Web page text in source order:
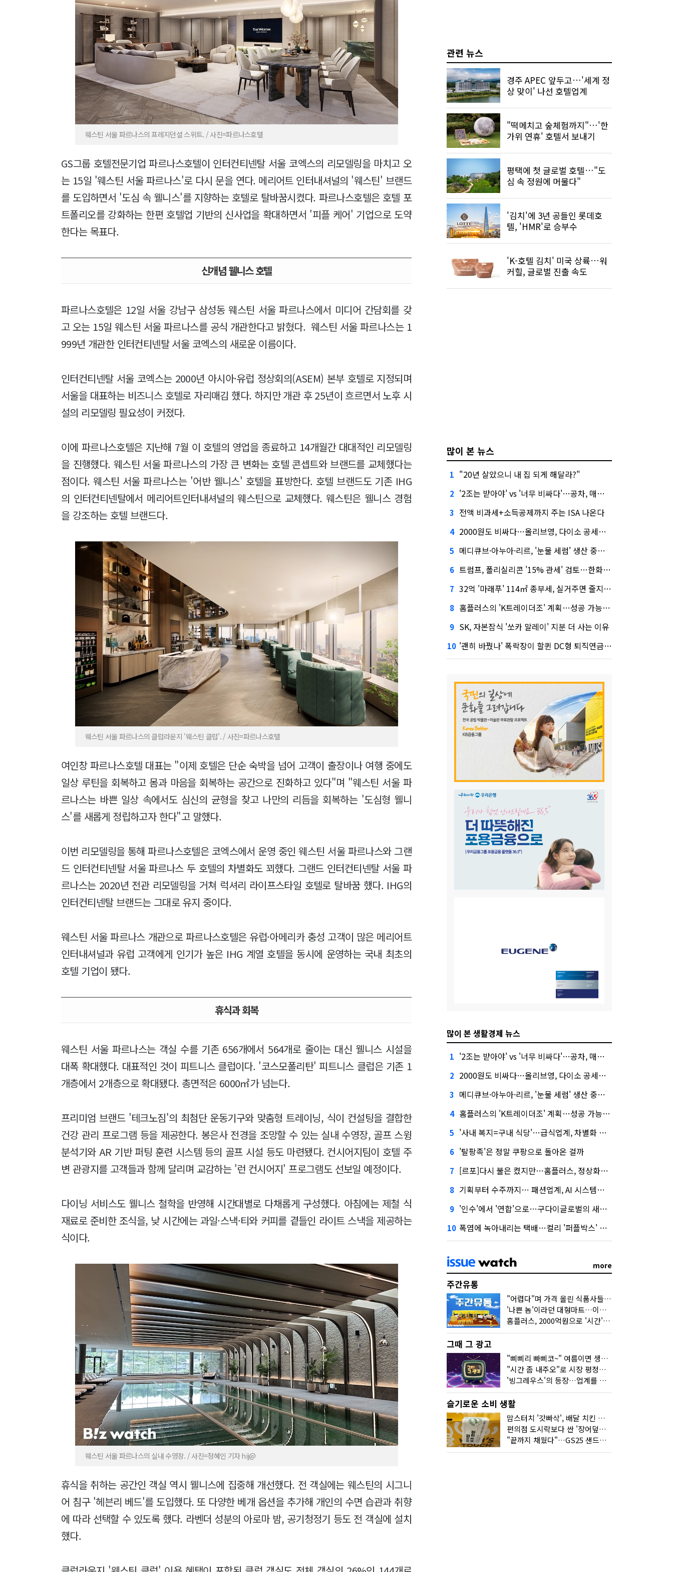
웨스틴 서울 파르나스의 프레지던셜 스위트. / 사진=파르나스호텔
GS그룹 호텔전문기업 파르나스호텔이 인터컨티넨탈 서울 코엑스의 리모델링을 마치고 오
는 15일 '웨스틴 서울 파르나스'로 다시 문을 연다. 메리어트 인터내셔널의 '웨스틴' 브랜드
를 도입하면서 '도심 속 웰니스'를 지향하는 호텔로 탈바꿈시켰다. 파르나스호텔은 호텔 포
트폴리오를 강화하는 한편 호텔업 기반의 신사업을 확대하면서 '피플 케어' 기업으로 도약
한다는 목표다.
신개념 웰니스 호텔
파르나스호텔은 12일 서울 강남구 삼성동 웨스틴 서울 파르나스에서 미디어 간담회를 갖
고 오는 15일 웨스틴 서울 파르나스를 공식 개관한다고 밝혔다. 웨스틴 서울 파르나스는 1
999년 개관한 인터컨티넨탈 서울 코엑스의 새로운 이름이다.
인터컨티넨탈 서울 코엑스는 2000년 아시아·유럽 정상회의(ASEM) 본부 호텔로 지정되며
서울을 대표하는 비즈니스 호텔로 자리매김 했다. 하지만 개관 후 25년이 흐르면서 노후 시
설의 리모델링 필요성이 커졌다.
이에 파르나스호텔은 지난해 7월 이 호텔의 영업을 종료하고 14개월간 대대적인 리모델링
을 진행했다. 웨스틴 서울 파르나스의 가장 큰 변화는 호텔 콘셉트와 브랜드를 교체했다는
점이다. 웨스틴 서울 파르나스는 '어반 웰니스' 호텔을 표방한다. 호텔 브랜드도 기존 IHG
의 인터컨티넨탈에서 메리어트인터내셔널의 웨스틴으로 교체했다. 웨스틴은 웰니스 경험
을 강조하는 호텔 브랜드다.
웨스틴 서울 파르나스의 클럽라운지 '웨스틴 클럽'. / 사진=파르나스호텔
여인창 파르나스호텔 대표는 "이제 호텔은 단순 숙박을 넘어 고객이 출장이나 여행 중에도
일상 루틴을 회복하고 몸과 마음을 회복하는 공간으로 진화하고 있다"며 "웨스틴 서울 파
르나스는 바쁜 일상 속에서도 심신의 균형을 찾고 나만의 리듬을 회복하는 '도심형 웰니
스'를 새롭게 정립하고자 한다"고 말했다.
이번 리모델링을 통해 파르나스호텔은 코엑스에서 운영 중인 웨스틴 서울 파르나스와 그랜
드 인터컨티넨탈 서울 파르나스 두 호텔의 차별화도 꾀했다. 그랜드 인터컨티넨탈 서울 파
르나스는 2020년 전관 리모델링을 거쳐 럭셔리 라이프스타일 호텔로 탈바꿈 했다. IHG의
인터컨티넨탈 브랜드는 그대로 유지 중이다.
웨스틴 서울 파르나스 개관으로 파르나스호텔은 유럽·아메리카 충성 고객이 많은 메리어트
인터내셔널과 유럽 고객에게 인기가 높은 IHG 계열 호텔을 동시에 운영하는 국내 최초의
호텔 기업이 됐다.
휴식과 회복
웨스틴 서울 파르나스는 객실 수를 기존 656개에서 564개로 줄이는 대신 웰니스 시설을
대폭 확대했다. 대표적인 것이 피트니스 클럽이다. '코스모폴리탄' 피트니스 클럽은 기존 1
개층에서 2개층으로 확대됐다. 총면적은 6000㎡가 넘는다.
프리미엄 브랜드 '테크노짐'의 최첨단 운동기구와 맞춤형 트레이닝, 식이 컨설팅을 결합한
건강 관리 프로그램 등을 제공한다. 봉은사 전경을 조망할 수 있는 실내 수영장, 골프 스윙
분석기와 AR 기반 퍼팅 훈련 시스템 등의 골프 시설 등도 마련됐다. 컨시어지팀이 호텔 주
변 관광지를 고객들과 함께 달리며 교감하는 '런 컨시어지' 프로그램도 선보일 예정이다.
다이닝 서비스도 웰니스 철학을 반영해 시간대별로 다채롭게 구성했다. 아침에는 제철 식
재료로 준비한 조식을, 낮 시간에는 과일·스낵·티와 커피를 곁들인 라이트 스낵을 제공하는
식이다.
웨스틴 서울 파르나스의 실내 수영장. / 사진=정혜인 기자 hij@
휴식을 취하는 공간인 객실 역시 웰니스에 집중해 개선했다. 전 객실에는 웨스틴의 시그니
어 침구 '헤븐리 베드'를 도입했다. 또 다양한 베개 옵션을 추가해 개인의 수면 습관과 취향
에 따라 선택할 수 있도록 했다. 라벤더 성분의 아로마 밤, 공기청정기 등도 전 객실에 설치
했다.
관련 뉴스
경주 APEC 앞두고…'세계 정
상 맞이' 나선 호텔업계
"떡메치고 숲체험까지"…'한
가위 연휴' 호텔서 보내기
평택에 첫 글로벌 호텔…"도
심 속 정원에 머물다"
'김치'에 3년 공들인 롯데호
텔, 'HMR'로 승부수
'K-호텔 김치' 미국 상륙…워
커힐, 글로벌 진출 속도
많이 본 뉴스
1 "20년 살았으니 내 집 되게 해달라?"
2 '2조는 받아야' vs '너무 비싸다'…공차, 매각 성공할까
3 전액 비과세+소득공제까지 주는 ISA 나온다
4 2000원도 비싸다…올리브영, 다이소 공세에 '가성비'로 맞불
5 메디큐브·아누아·리르, '눈물 세럼' 생산 중단한다
6 트럼프, 폴리실리콘 '15% 관세' 검토…한화큐셀·OCI 영향은?
7 32억 '마래푸' 114㎡ 종부세, 실거주면 줄지만 안 살면 2.5배
8 홈플러스의 'K트레이더조' 계획…성공 가능성은 '글쎄'
9 SK, 자본잠식 '쏘카 말레이' 지분 더 사는 이유
10 '괜히 바꿨나' 폭락장이 할퀸 DC형 퇴직연금…전문가 조언은
많이 본 생활경제 뉴스
1 '2조는 받아야' vs '너무 비싸다'…공차, 매각 성공할까
2 2000원도 비싸다…올리브영, 다이소 공세에 '가성비'로 맞불
3 메디큐브·아누아·리르, '눈물 세럼' 생산 중단한다
4 홈플러스의 'K트레이더조' 계획…성공 가능성은 '글쎄'
5 '사내 복지=구내 식당'…급식업계, 차별화 경쟁 본격화
6 '탈팡족'은 정말 쿠팡으로 돌아온 걸까
7 [르포]다시 불은 켰지만…홈플러스, 정상화까진 '까마득'
8 기획부터 수주까지… 패션업계, AI 시스템화 박차
9 '인수'에서 '연합'으로…구다이글로벌의 새로운 투자법
10 폭염에 녹아내리는 택배…컬리 '퍼플박스' 대안 될까
more
주간유통
"어렵다"며 가격 올린 식품사들…진짜 어려운 거 맞아?
'나쁜 놈'이라던 대형마트…이젠 '불쌍한 놈' 됐다
홈플러스, 2000억원으로 '시간'을 샀다
그때 그 광고
"삐삐리 빠삐코~" 여름이면 생각나는 그 노래
"시간 좀 내주오"로 시장 평정한 하이마트
'빙그레우스'의 등장…업계를 흔든 '세계관' 마케팅
슬기로운 소비 생활
맘스터치 '갓빠삭', 배달 치킨 선입견을 바꿨다
편의점 도시락보다 싼 '장어덮밥'…오뚜기가 해냈다
"끝까지 채웠다"…GS25 샌드위치의 달라진 '속'사정